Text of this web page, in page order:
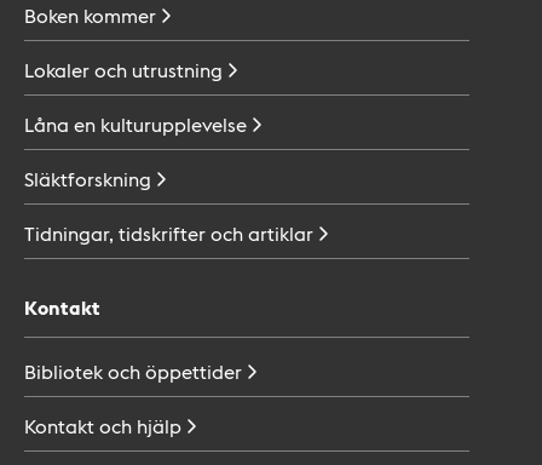
Boken kommer
Lokaler och utrustning
Låna en kulturupplevelse
Släktforskning
Tidningar, tidskrifter ochartiklar
Kontakt
Bibliotek ochöppettider
Kontakt och hjälp